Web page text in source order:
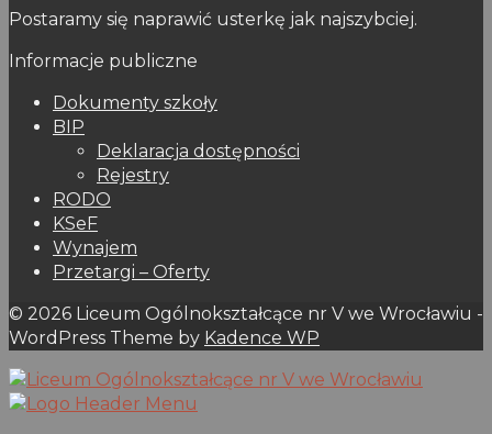
Postaramy się naprawić usterkę jak najszybciej.
Informacje publiczne
Dokumenty szkoły
BIP
Deklaracja dostępności
Rejestry
RODO
KSeF
Wynajem
Przetargi – Oferty
© 2026 Liceum Ogólnokształcące nr V we Wrocławiu -
WordPress Theme by Kadence WP